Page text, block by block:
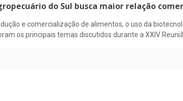
do Sul busca maior relação
e comercialização de alimentos, o uso da
os principais temas discutidos durante a XXIV